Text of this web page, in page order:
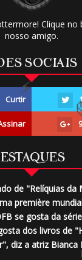
Clique no
nosso amigo.
SOCIAIS
Curtir
de "Relíquias da
première
se gosta da série
dos livros de
diz a atriz Bianca
🎈